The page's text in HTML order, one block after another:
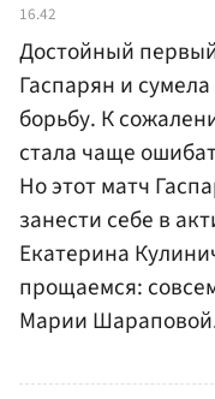
16.42
Достойный
Гаспарян и
борьбу. К
стала чаще
Но этот матч
занести себе в
Екатерина
прощаемся:
Марии